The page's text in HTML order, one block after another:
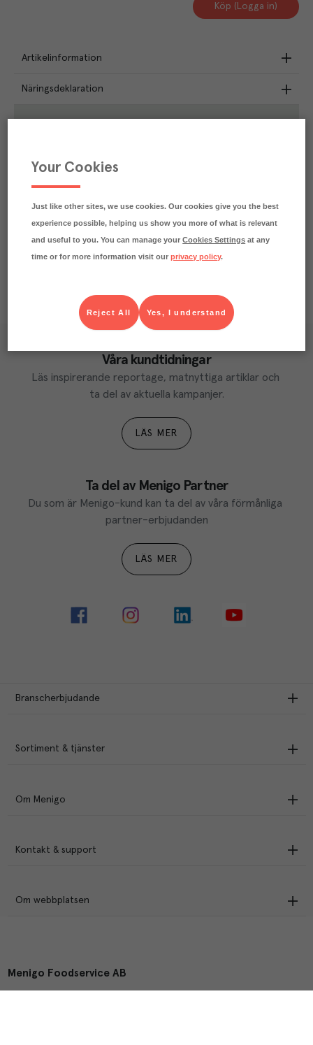
Köp (Logga in)
Artikelinformation
Näringsdeklaration
utsläppen av 0.3 kg koldioxid.
Våra kundtidningar
Läs inspirerande reportage, matnyttiga artiklar och
ta del av aktuella kampanjer.
LÄS MER
Ta del av Menigo Partner
Du som är Menigo-kund kan ta del av våra förmånliga
partner-erbjudanden
LÄS MER
Branscherbjudande
Sortiment & tjänster
Om Menigo
Kontakt & support
Om webbplatsen
Menigo Foodservice AB
Your Cookies
Just like other sites, we use cookies. Our cookies give you the best
experience possible, helping us show you more of what is relevant
and useful to you. You can manage yourCookies Settings at any
time or for more information visit ourprivacy policy.
Yes, I understand
Reject All